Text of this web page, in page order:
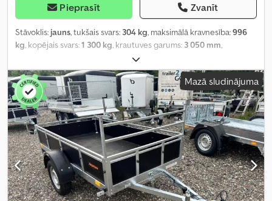
Pieprasīt Zvanīt
Stāvoklis: jauns, tukšais svars: 304 kg, maksimālā kravnesība:996
kg , kopējais svars:1 300 kg , krautuves garums: 3 050 mm
1 660 mm
augstums:100 mm, iekraušanas telpas tilpums:0,5 m³, krāsa:cits,
būvniecības augstums:810 mm, darba platums:2 260 mm,
Mazā sludinājuma